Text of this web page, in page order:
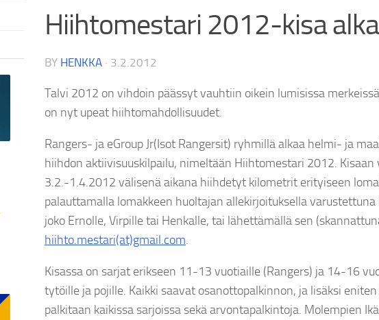
Hiihtomestari 2012-kisa
BY HENKKA · 3.2.2012
Talvi 2012 on vihdoin päässyt vauhtiin oikein lumisissa
on nyt upeat hiihtomahdollisuudet.
Rangers- ja eGroup Jr(Isot Rangersit) ryhmillä alkaa helmi- ja
hiihdon aktiivisuuskilpailu, nimeltään Hiihtomestari 2012. Kisaan
3.2.-1.4.2012 välisenä aikana hiihdetyt kilometrit erityiseen
palauttamalla lomakkeen huoltajan allekirjoituksella
joko Ernolle, Virpille tai Henkalle, tai lähettämällä sen
hiihto.mestari(at)gmail.com.
Kisassa on sarjat erikseen 11-13 vuotiaille (Rangers) ja 14-16
tytöille ja pojille. Kaikki saavat osanottopalkinnon, ja lisäksi
palkitaan kaikissa sarjoissa sekä arvontapalkintoja. Molempien